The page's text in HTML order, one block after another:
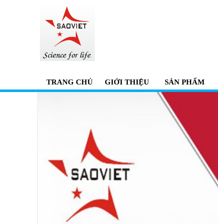
TRANG CHỦ GIỚI THIỆU SẢN PHẨM